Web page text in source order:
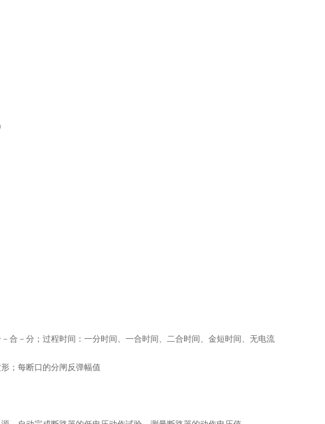
合－分；过程时间：一分时间、一合时间、二合时间、金短时间、无电流
；每断口的分闸反弹幅值